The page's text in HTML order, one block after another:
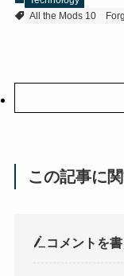
All the Mods 10
この記事に
コメントを